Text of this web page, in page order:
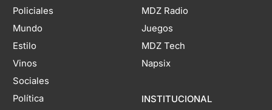
Policiales
Mundo
Estilo
Vinos
Sociales
Política
MDZ Radio
Juegos
MDZ Tech
Napsix
INSTITUCIONAL